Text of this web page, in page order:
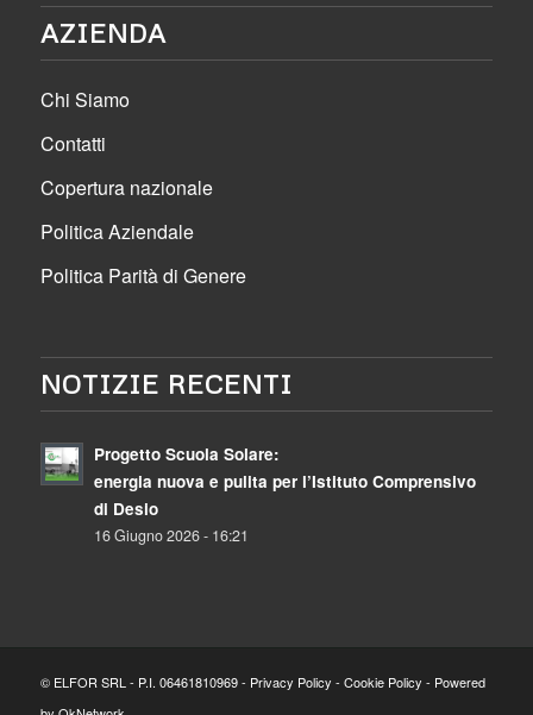
AZIENDA
Chi Siamo
Contatti
Copertura nazionale
Politica Aziendale
Politica Parità di Genere
NOTIZIE RECENTI
Progetto Scuola Solare:
energia nuova e pulita per l’Istituto Comprensivo
di Desio
16 Giugno 2026 - 16:21
© ELFOR SRL - P.I. 06461810969 - Privacy Policy - Cookie Policy - Powered